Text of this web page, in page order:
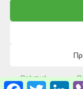
Πολιτική
©
FacebookTwitter